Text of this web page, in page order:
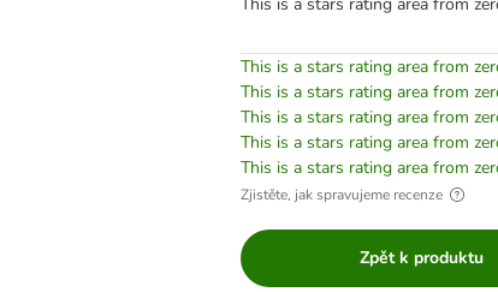
This is a stars rating area from
This is a stars rating area from
This is a stars rating area from
This is a stars rating area from
This is a stars rating area from
Zjistěte, jak spravujeme recenze
Zpět k produktu